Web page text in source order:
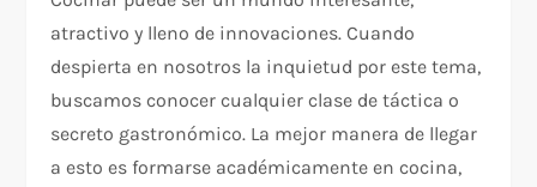
atractivo y lleno de innovaciones. Cuando
despierta en nosotros la inquietud por este tema,
buscamos conocer cualquier clase de táctica o
secreto gastronómico. La mejor manera de llegar
a esto es formarse académicamente en cocina,